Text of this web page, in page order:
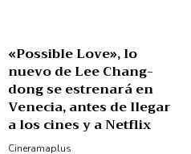
«Possible Love», lo
nuevo de Lee Chang-
dong se estrenará en
Venecia, antes de llegar
a los cines y a Netflix
Cineramaplus